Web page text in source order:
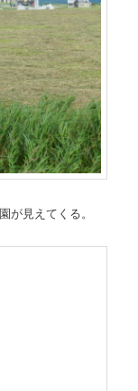
が見えてくる。